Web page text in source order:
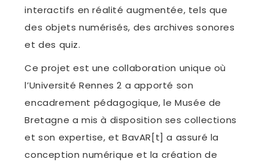
interactifs en réalité augmentée, tels que
des objets numérisés, des archives sonores
et des quiz.
Ce projet est une collaboration unique où
l’Université Rennes 2 a apporté son
encadrement pédagogique, le Musée de
Bretagne a mis à disposition ses collections
et son expertise, et BavAR[t] a assuré la
conception numérique et la création de